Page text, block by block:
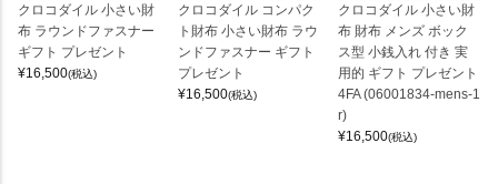
クロコダイル 小さい財
布 ラウンドファスナー
ギフト プレゼント
¥16,500(税込)
クロコダイル コンパク
ト財布 小さい財布 ラウ
ンドファスナー ギフト
プレゼント
¥16,500(税込)
クロコダイル 小さい財
布 財布 メンズ ボック
ス型 小銭入れ 付き 実
用的 ギフト プレゼント
4FA (06001834-mens-1
r)
¥16,500(税込)